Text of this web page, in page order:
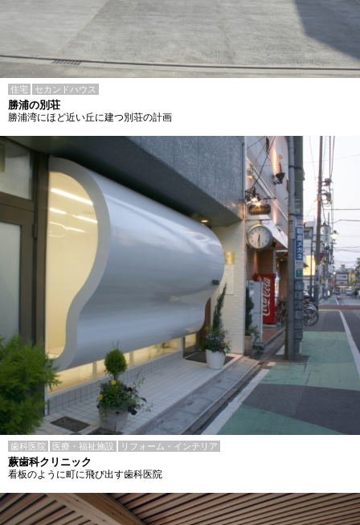
住宅 セカンドハウス
勝浦の別荘
勝浦湾にほど近い丘に建つ別荘の計画
歯科医院 医療・福祉施設 リフォーム・インテリア
蕨歯科クリニック
看板のように町に飛び出す歯科医院